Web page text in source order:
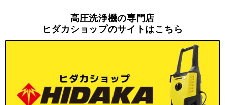
高圧洗浄機の専門店
ヒダカショップのサイトはこちら